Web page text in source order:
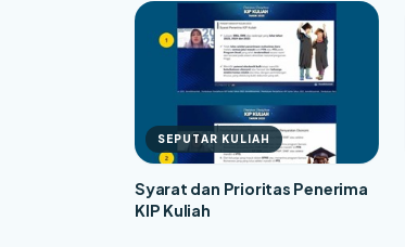
SEPUTAR KULIAH
Syarat dan Prioritas Penerima
KIP Kuliah